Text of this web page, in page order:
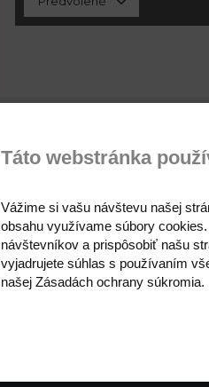
Táto webstránka
Vážime si vašu návštevu našej
obsahu využívame súbory
návštevníkov a prispôsobiť našu
vyjadrujete súhlas s používaním
našej Zásadách ochrany súkromia.